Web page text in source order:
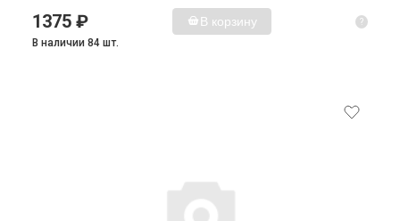
1375 ₽ В корзину ?
В наличии 84 шт.